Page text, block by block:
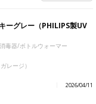
ーグレー（PHILIPS製UV
毒器/ボトルウォーマー
レージ）
2026/04/11